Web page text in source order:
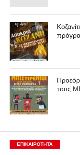
τους
ΕΠΙΚΑΙΡΟΤΗΤΑ